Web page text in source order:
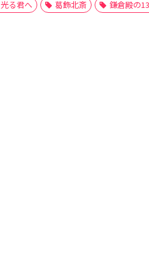
光る君へ 葛飾北斎 鎌倉殿の